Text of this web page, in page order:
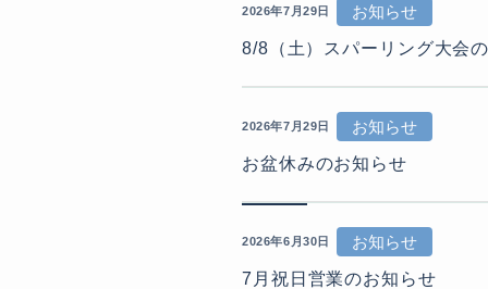
2026年7月29日
お知らせ
8/8（土）スパーリング大会
2026年7月29日
お知らせ
お盆休みのお知らせ
2026年6月30日
お知らせ
7月祝日営業のお知らせ